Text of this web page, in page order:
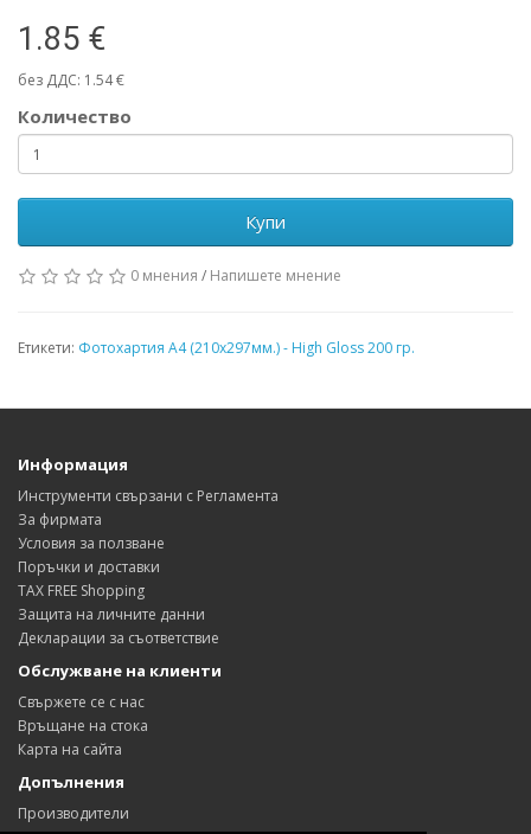
1.85 €
без ДДС: 1.54 €
Количество
Купи
0 мнения / Напишете мнение
Етикети: Фотохартия А4 (210x297мм.) - High Gloss 200 гр.
Информация
Инструменти свързани с Регламента
За фирмата
Условия за ползване
Поръчки и доставки
TAX FREE Shopping
Защита на личните данни
Декларации за съответствие
Обслужване на клиенти
Свържете се с нас
Връщане на стока
Карта на сайта
Допълнения
Производители